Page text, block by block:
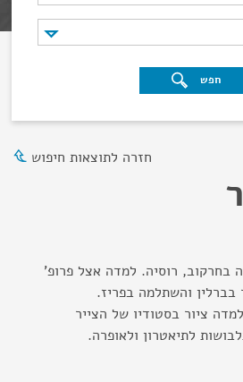
חפש
חזרה לתוצאות חיפוש
בחרקוב, רוסיה. למדה אצל פרופ'
והשתלמה בפריז.
ארצה בשנת 1935. למדה ציור בסטודיו של הצייר
לתיאטרון ולאופרה.